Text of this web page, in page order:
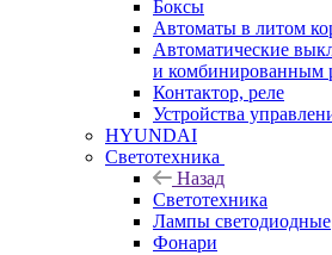
Боксы
Автоматы в литом
Автоматические
и комбинированным
Контактор, реле
Устройства
HYUNDAI
Светотехника
Назад
Светотехника
Лампы светодиодные
Фонари